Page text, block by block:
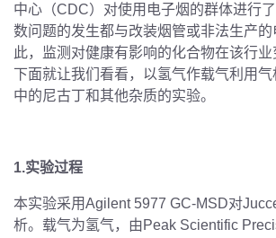
中心（CDC）对使用电子烟的群体进行
数问题的发生都与改装烟管或非法生产的
此，监测对健康有影响的化合物在该行业
下面就让我们看看，以氢气作载气利用
中的尼古丁和其他杂质的实验。
1.实验过程
本实验采用Agilent 5977 GC-MSD对
析。载气为氢气，由Peak Scientific